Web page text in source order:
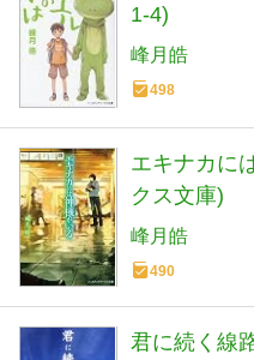
1-4)
峰月皓
498
エキナカに
クス文庫)
峰月皓
490
君に続く線